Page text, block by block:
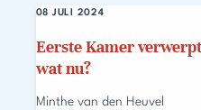
Eerste Kamer
wat nu?
08 JULI 2024
Minthe van den Heuvel